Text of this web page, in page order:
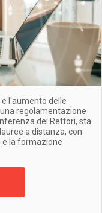
e l'aumento delle
regolamentazione
dei Rettori, sta
a distanza, con
e la formazione